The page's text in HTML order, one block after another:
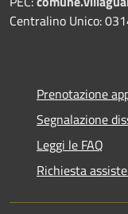
Centralino Unico:
Prenotazione
Segnalazione
Leggi le FAQ
Richiesta